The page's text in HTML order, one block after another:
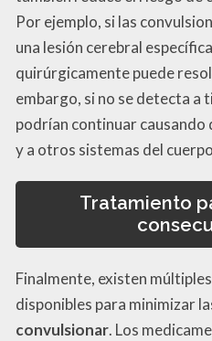
Por ejemplo, si las
una lesión cerebral
quirúrgicamente puede
embargo, si no se detecta a
podrían continuar
y a otros sistemas del
Tratamiento
Finalmente, existen
disponibles para minimizar
convulsionar. Los